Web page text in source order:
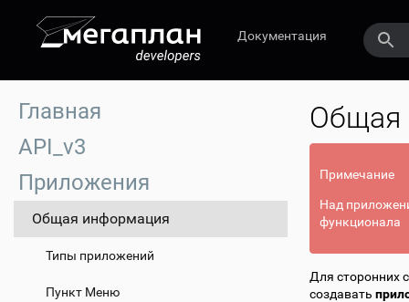
Документация
Главная
API_v3
Приложения
Общая информация
Типы приложений
Пункт Меню
Общая
Примечание
Над
функционала
Для сторонних
создавать